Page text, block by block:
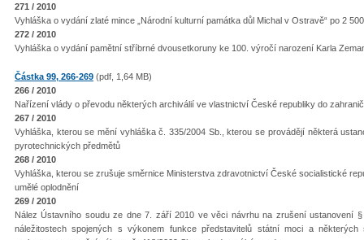
271 / 2010
Vyhláška o vydání zlaté mince „Národní kulturní památka důl Michal v Ostravě“ po 2
272 / 2010
Vyhláška o vydání pamětní stříbrné dvousetkoruny ke 100. výročí narození Karla
Částka 99, 266-269 (pdf, 1,64 MB)
266 / 2010
Nařízení vlády o převodu některých archiválií ve vlastnictví České republiky do
267 / 2010
Vyhláška, kterou se mění vyhláška č. 335/2004 Sb., kterou se provádějí některá
pyrotechnických předmětů
268 / 2010
Vyhláška, kterou se zrušuje směrnice Ministerstva zdravotnictví České socialistické
umělé oplodnění
269 / 2010
Nález Ústavního soudu ze dne 7. září 2010 ve věci návrhu na zrušení ustanovení
náležitostech spojených s výkonem funkce představitelů státní moci a